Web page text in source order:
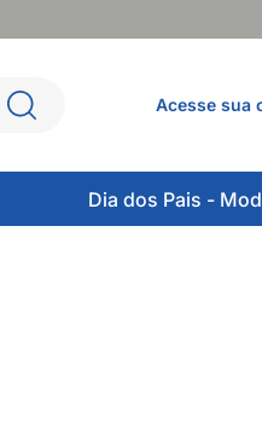
Acesse sua
Dia dos Pais -